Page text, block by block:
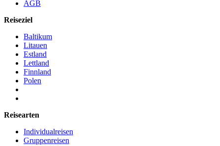
AGB
Reiseziel
Baltikum
Litauen
Estland
Lettland
Finnland
Polen
Reisearten
Individualreisen
Gruppenreisen